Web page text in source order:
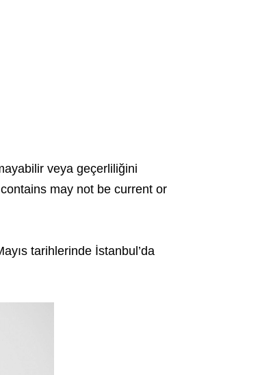
veya geçerliliğini
may not be current or
tarihlerinde İstanbul’da